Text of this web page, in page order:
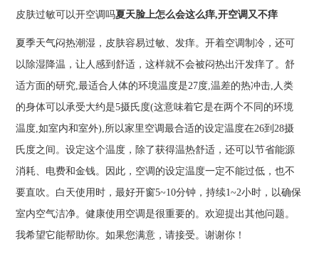
皮肤过敏可以开空调吗夏天脸上怎么会这么痒,开空调又不痒
夏季天气闷热潮湿，皮肤容易过敏、发痒。开着空调制冷，还可
以除湿降温，让人感到舒适，这样就不会被闷热出汗发痒了。舒
适方面的研究,最适合人体的环境温度是27度,温差的热冲击,人类
的身体可以承受大约是5摄氏度(这意味着它是在两个不同的环境
温度,如室内和室外),所以家里空调最合适的设定温度在26到28摄
氏度之间。设定这个温度，除了获得温热舒适，还可以节省能源
消耗、电费和金钱。因此，空调的设定温度一定不能过低，也不
要直吹。白天使用时，最好开窗5~10分钟，持续1~2小时，以确保
室内空气洁净。健康使用空调是很重要的。欢迎提出其他问题。
我希望它能帮助你。如果您满意，请接受。谢谢你！